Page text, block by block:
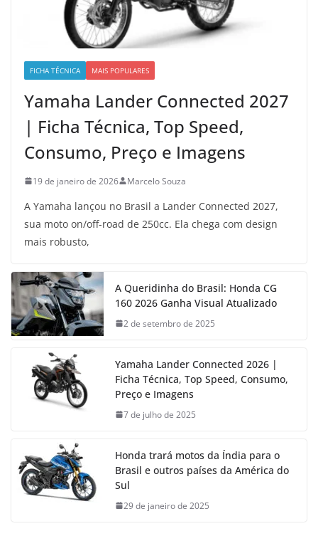
FICHA TÉCNICA MAIS POPULARES
Yamaha Lander Connected 2027
| Ficha Técnica, Top Speed,
Consumo, Preço e Imagens
19 de janeiro de 2026 Marcelo Souza
A Yamaha lançou no Brasil a Lander Connected 2027,
sua moto on/off-road de 250cc. Ela chega com design
mais robusto,
A Queridinha do Brasil: Honda CG
160 2026 Ganha Visual Atualizado
2 de setembro de 2025
Yamaha Lander Connected 2026 |
Ficha Técnica, Top Speed, Consumo,
Preço e Imagens
7 de julho de 2025
Honda trará motos da Índia para o
Brasil e outros países da América do
Sul
29 de janeiro de 2025